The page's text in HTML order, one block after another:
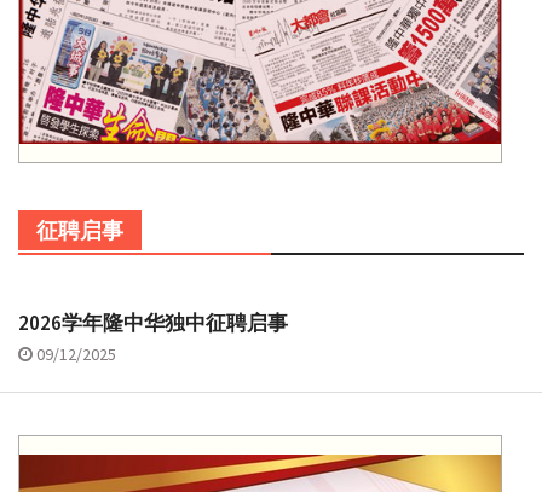
征聘启事
2026学年隆中华独中征聘启事
09/12/2025